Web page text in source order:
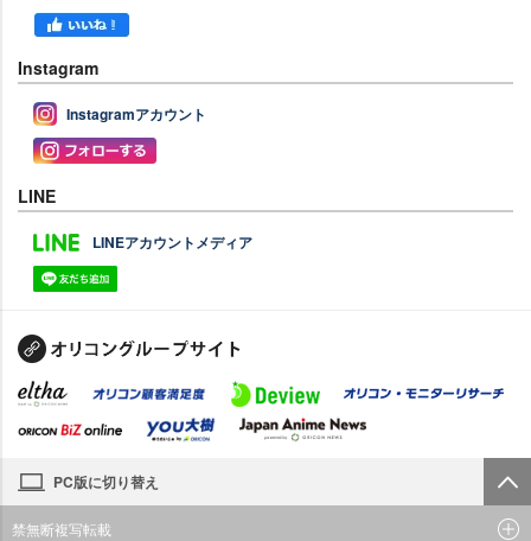
Instagram
Instagramアカウント
LINE
LINEアカウントメディア
PC版に切り替え
禁無断複写転載